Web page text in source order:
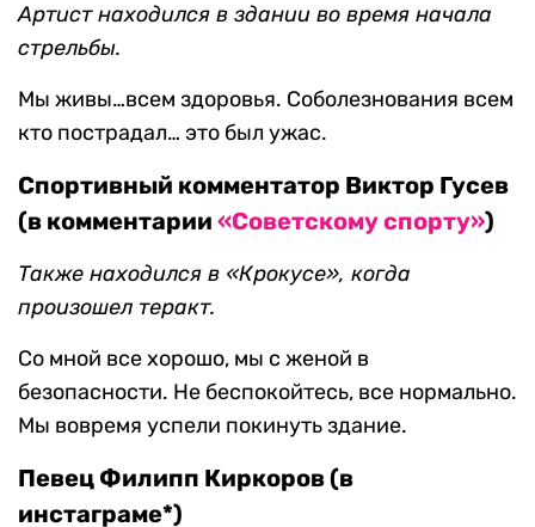
Артист находился в здании во время начала
стрельбы.
Мы живы…всем здоровья. Соболезнования всем
кто пострадал… это был ужас.
Спортивный комментатор Виктор Гусев
(в комментарии «Советскому спорту»)
Также находился в «Крокусе», когда
произошел теракт.
Со мной все хорошо, мы с женой в
безопасности. Не беспокойтесь, все нормально.
Мы вовремя успели покинуть здание.
Певец Филипп Киркоров (в
инстаграме*)